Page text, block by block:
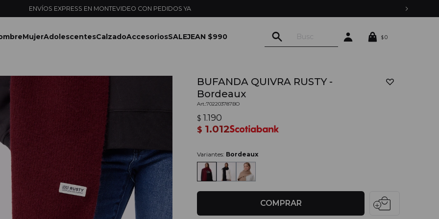
ENVÍOS EXPRESS EN MONTEVIDEO CON PEDIDOS YA
MujerAdolescentesCalzadoAccesoriosSALEJEAN $990 $0
BUFANDA QUIVRA RUSTY -
Bordeaux
702203787BO
$ 1.190
$ 1.012
Variantes: Bordeaux
COMPRAR local_mall